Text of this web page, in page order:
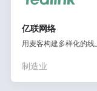
亿联网络
用麦客构建多样化的
制造业